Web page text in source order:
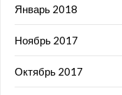
Январь 2018
Ноябрь 2017
Октябрь 2017